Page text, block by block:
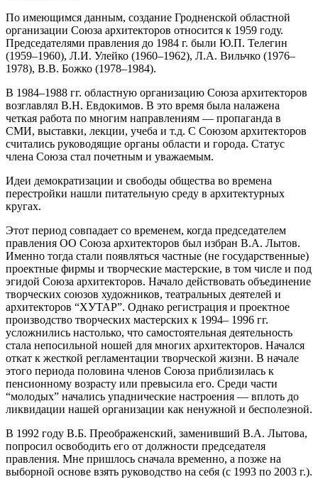
По имеющимся данным, создание Гродненской областной
организации Союза архитекторов относится к 1959 году.
Председателями правления до 1984 г. были Ю.П. Телегин
(1959–1960), Л.И. Улейко (1960–1962), Л.А. Вильчко (1976–
1978), В.В. Божко (1978–1984).
В 1984–1988 гг. областную организацию Союза архитекторов
возглавлял В.Н. Евдокимов. В это время была налажена
четкая работа по многим направлениям — пропаганда в
СМИ, выставки, лекции, учеба и т.д. С Союзом архитекторов
считались руководящие органы области и города. Статус
члена Союза стал почетным и уважаемым.
Идеи демократизации и свободы общества во времена
перестройки нашли питательную среду в архитектурных
кругах.
Этот период совпадает со временем, когда председателем
правления ОО Союза архитекторов был избран В.А. Лытов.
Именно тогда стали появляться частные (не государственные)
проектные фирмы и творческие мастерские, в том числе и под
эгидой Союза архитекторов. Начало действовать объединение
творческих союзов художников, театральных деятелей и
архитекторов “ХУТАР”. Однако регистрация и проектное
производство творческих мастерских к 1994– 1996 гг.
усложнились настолько, что самостоятельная деятельность
стала непосильной ношей для многих архитекторов. Начался
откат к жесткой регламентации творческой жизни. В начале
этого периода половина членов Союза приблизилась к
пенсионному возрасту или превысила его. Среди части
“молодых” начались упаднические настроения — вплоть до
ликвидации нашей организации как ненужной и бесполезной.
В 1992 году В.Б. Преображенский, заменивший В.А. Лытова,
попросил освободить его от должности председателя
правления. Мне пришлось сначала временно, а позже на
выборной основе взять руководство на себя (с 1993 по 2003 г.).